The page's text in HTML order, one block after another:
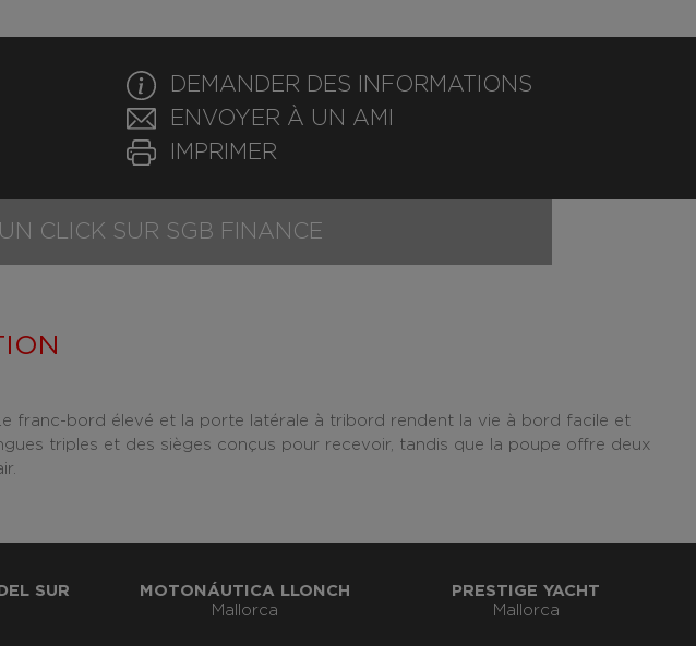
DEMANDER DES INFORMATIONS
ENVOYER À UN AMI
IMPRIMER
CLICK SUR SGB FINANCE
franc-bord élevé et la porte latérale à tribord rendent la vie à bord facile et
triples et des sièges conçus pour recevoir, tandis que la poupe offre deux
SUR
MOTONÁUTICA LLONCH
Mallorca
PRESTIGE YACHT
Mallorca